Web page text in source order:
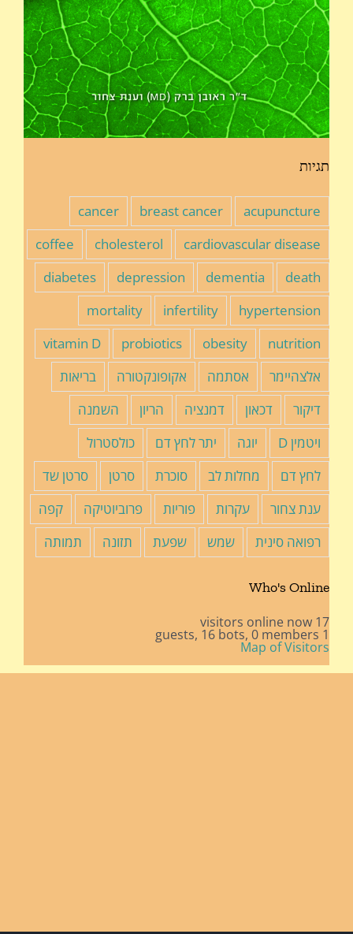
תגיות
acupuncture
breast cancer
cancer
cardiovascular disease
cholesterol
coffee
death
dementia
depression
diabetes
hypertension
infertility
mortality
nutrition
obesity
probiotics
vitamin D
אלצהיימר
אסתמה אקופונקטורה
בריאות
דיקור
דכאון דמנציה הריון
השמנה
ויטמין D
יוגה יתר לחץ דם
כולסטרול
לחץ דם
מחלות לב סוכרת סרטן
סרטן שד
ענת צחור
עקרות פוריות פרוביוטיקה
קפה
רפואה סינית
שמש שפעת תזונה תמותה
Who's Online
17 visitors online now
1 guests,
16 bots, 0 members
Map of Visitors